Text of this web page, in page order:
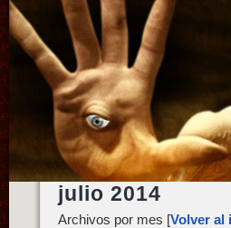
julio 2014
Archivos por mes [Volver al